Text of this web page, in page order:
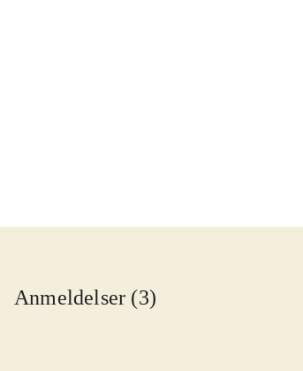
Anmeldelser (3)